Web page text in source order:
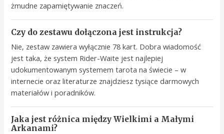
żmudne zapamiętywanie znaczeń.
Czy do zestawu dołączona jest instrukcja?
Nie, zestaw zawiera wyłącznie 78 kart. Dobra wiadomość
jest taka, że system Rider-Waite jest najlepiej
udokumentowanym systemem tarota na świecie – w
internecie oraz literaturze znajdziesz tysiące darmowych
materiałów i poradników.
Jaka jest różnica między Wielkimi a Małymi
Arkanami?